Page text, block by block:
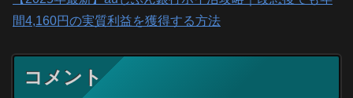
間4,160円の実質利益を獲得する方法
コメント